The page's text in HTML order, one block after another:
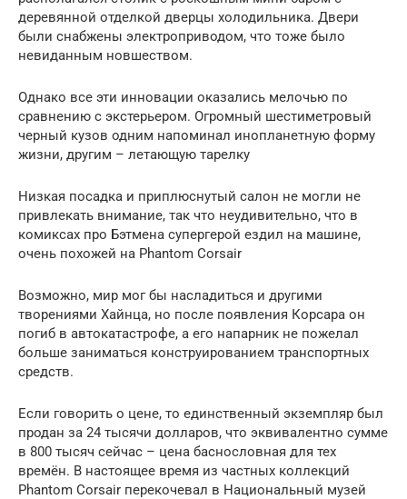
деревянной отделкой дверцы холодильника. Двери
были снабжены электроприводом, что тоже было
невиданным новшеством.
Однако все эти инновации оказались мелочью по
сравнению с экстерьером. Огромный шестиметровый
черный кузов одним напоминал инопланетную форму
жизни, другим – летающую тарелку
Низкая посадка и приплюснутый салон не могли не
привлекать внимание, так что неудивительно, что в
комиксах про Бэтмена супергерой ездил на машине,
очень похожей на Phantom Corsair
Возможно, мир мог бы насладиться и другими
творениями Хайнца, но после появления Корсара он
погиб в автокатастрофе, а его напарник не пожелал
больше заниматься конструированием транспортных
средств.
Если говорить о цене, то единственный экземпляр был
продан за 24 тысячи долларов, что эквивалентно сумме
в 800 тысяч сейчас – цена баснословная для тех
времён. В настоящее время из частных коллекций
Phantom Corsair перекочевал в Национальный музей